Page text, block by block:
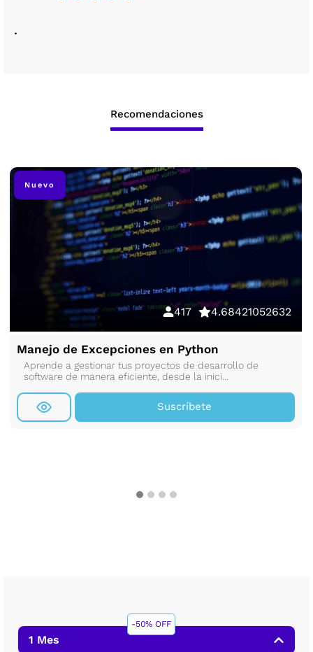
.
Recomendaciones
Nuevo
417 4.68421052632
Manejo de Excepciones en Python
Aprende a gestionar tus proyectos de desarrollo de
software de manera eficiente, desde la inici...
Suscríbete
-50% OFF
1 Mes